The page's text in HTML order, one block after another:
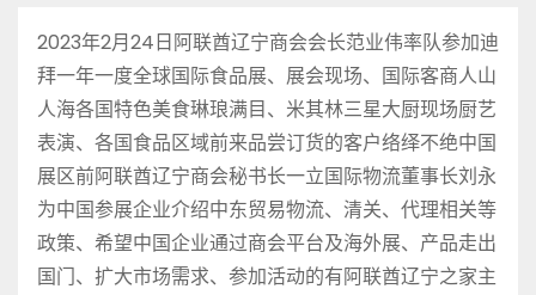
2023年2月24日阿联酋辽宁商会会长范业伟率队参加迪
拜一年一度全球国际食品展、展会现场、国际客商人山
人海各国特色美食琳琅满目、米其林三星大厨现场厨艺
表演、各国食品区域前来品尝订货的客户络绎不绝中国
展区前阿联酋辽宁商会秘书长一立国际物流董事长刘永
为中国参展企业介绍中东贸易物流、清关、代理相关等
政策、希望中国企业通过商会平台及海外展、产品走出
国门、扩大市场需求、参加活动的有阿联酋辽宁之家主